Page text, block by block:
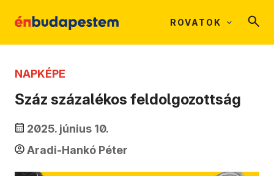
ROVATOK
NAPKÉPE
Száz százalékos feldolgozottság
2025. június 10.
Aradi-Hankó Péter